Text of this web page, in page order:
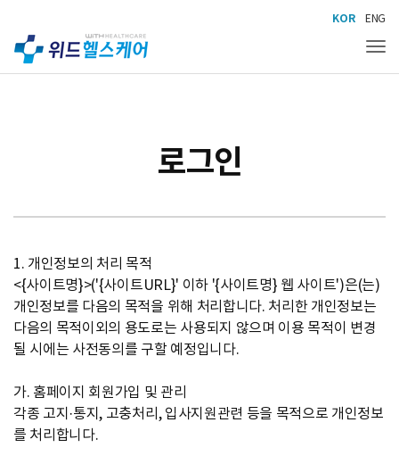
KOR ENG
로그인
1. 개인정보의 처리 목적
<{사이트명}>('{사이트URL}' 이하 '{사이트명} 웹 사이트')은(는)
개인정보를 다음의 목적을 위해 처리합니다. 처리한 개인정보는
다음의 목적이외의 용도로는 사용되지 않으며 이용 목적이 변경
될 시에는 사전동의를 구할 예정입니다.
가. 홈페이지 회원가입 및 관리
각종 고지·통지, 고충처리, 입사지원관련 등을 목적으로 개인정보
를 처리합니다.